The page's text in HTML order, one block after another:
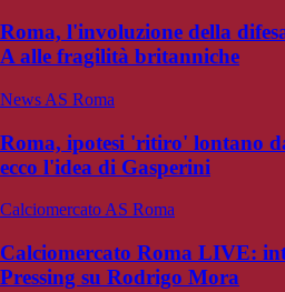
Roma, l'involuzione della
A alle fragilità britanniche
News AS Roma
Roma, ipotesi 'ritiro' lontano
ecco l'idea di Gasperini
Calciomercato AS Roma
Calciomercato Roma LIVE:
Pressing su Rodrigo Mora